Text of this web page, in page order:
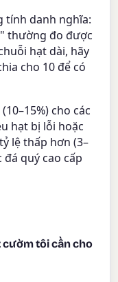
tính danh nghĩa:
thường đo được
hạt dài, hãy
cho 10 để có
cho các
hạt bị lỗi hoặc
lệ thấp hơn (3–
đá quý cao cấp
cườm tôi cần cho